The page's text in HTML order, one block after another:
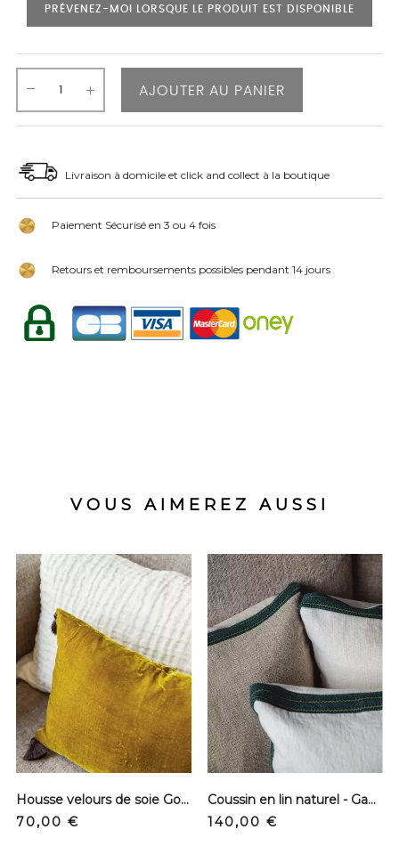
PRÉVENEZ-MOI LORSQUE LE PRODUIT EST DISPONIBLE
AJOUTER AU PANIER
Livraison à domicile et click and collect à la boutique
Paiement Sécurisé en 3 ou 4 fois
Retours et remboursements possibles pendant 14 jours
VOUS AIMEREZ AUSSI
Housse velours de soie Goa - Antic moss
Prix
70,00 €
Coussin en lin naturel - Ganse emeraude - Carré
Prix
140,00 €